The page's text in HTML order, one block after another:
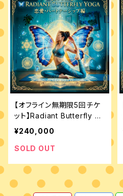
【オフライン無期限5回チケ
ット】Radiant Butterfly Yo
ga 恋愛・パートナーシップ
¥240,000
SOLD OUT